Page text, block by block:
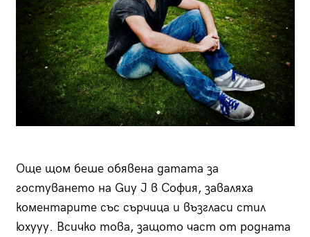
Още щом беше обявена датата за
гостуването на Guy J в София, заваляха
коментарите със сърчица и възгласи стил
юхууу. Всичко това, защото част от родната